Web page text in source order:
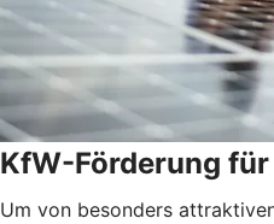
KfW-Förderung
Um von besonders